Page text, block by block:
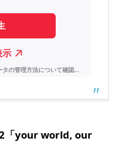
「your world, our